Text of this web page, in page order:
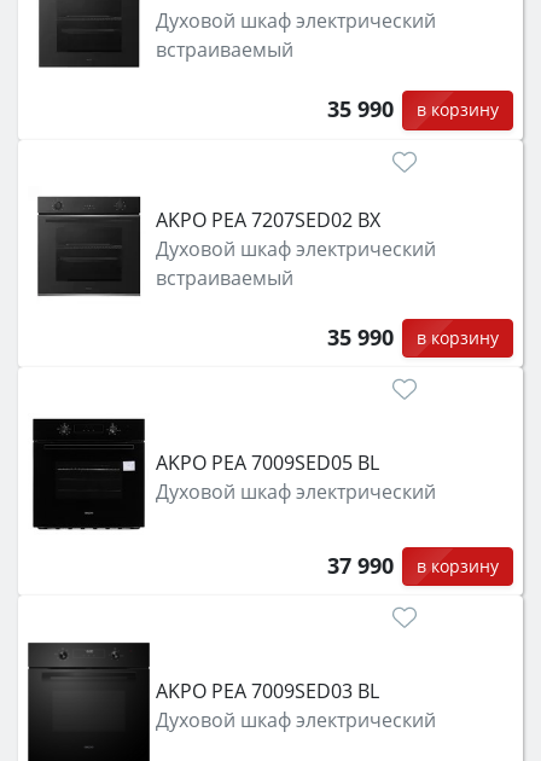
защита от детей).Духовой шкаф электрический
встраиваемый
35 990 в корзину
AKPO PEA 7207SED02 BX
Духовой шкаф электрический
встраиваемый
35 990 в корзину
AKPO PEA 7009SED05 BL
Духовой шкаф электрический
37 990 в корзину
AKPO PEA 7009SED03 BL
Духовой шкаф электрический